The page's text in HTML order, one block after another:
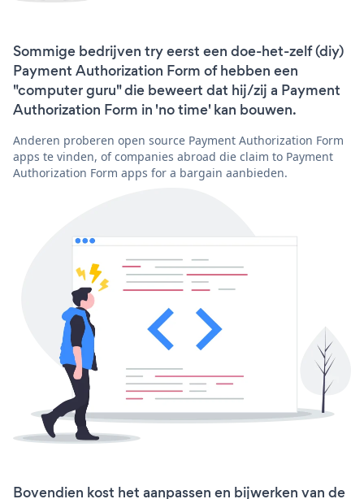
Sommige bedrijven try eerst een doe-het-zelf (diy)
Payment Authorization Form of hebben een
"computer guru" die beweert dat hij/zij a Payment
Authorization Form in 'no time' kan bouwen.
Anderen proberen open source Payment Authorization Form
apps te vinden, of companies abroad die claim to Payment
Authorization Form apps for a bargain aanbieden.
Bovendien kost het aanpassen en bijwerken van de